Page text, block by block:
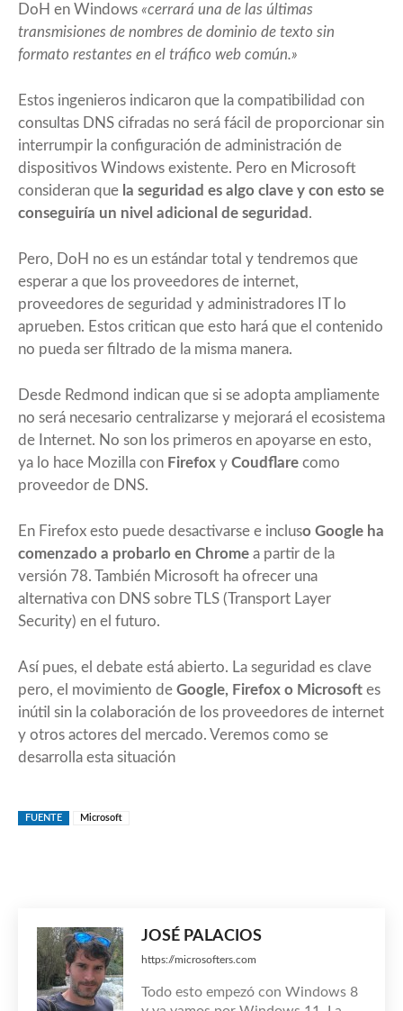
DoH en Windows «cerrará una de las últimas
transmisiones de nombres de dominio de texto sin
formato restantes en el tráfico web común.»
Estos ingenieros indicaron que la compatibilidad con
consultas DNS cifradas no será fácil de proporcionar sin
interrumpir la configuración de administración de
dispositivos Windows existente. Pero en Microsoft
consideran que la seguridad es algo clave y con esto se
conseguiría un nivel adicional de seguridad .
Pero, DoH no es un estándar total y tendremos que
esperar a que los proveedores de internet,
proveedores de seguridad y administradores IT lo
aprueben. Estos critican que esto hará que el contenido
no pueda ser filtrado de la misma manera.
Desde Redmond indican que si se adopta ampliamente
no será necesario centralizarse y mejorará el ecosistema
de Internet. No son los primeros en apoyarse en esto,
ya lo hace Mozilla con Firefox y Coudflare como
proveedor de DNS.
En Firefox esto puede desactivarse e incluso Google ha
comenzado a probarlo en Chrome a partir de la
versión 78. También Microsoft ha ofrecer una
alternativa con DNS sobre TLS (Transport Layer
Security) en el futuro.
Así pues, el debate está abierto. La seguridad es clave
pero, el movimiento de Google, Firefox o Microsoft es
inútil sin la colaboración de los proveedores de internet
y otros actores del mercado. Veremos como se
desarrolla esta situación
FUENTE Microsoft
JOSÉ PALACIOS
https://microsofters.com
Todo esto empezó con Windows 8